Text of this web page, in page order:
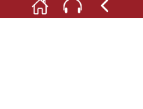
ist noch ganz im